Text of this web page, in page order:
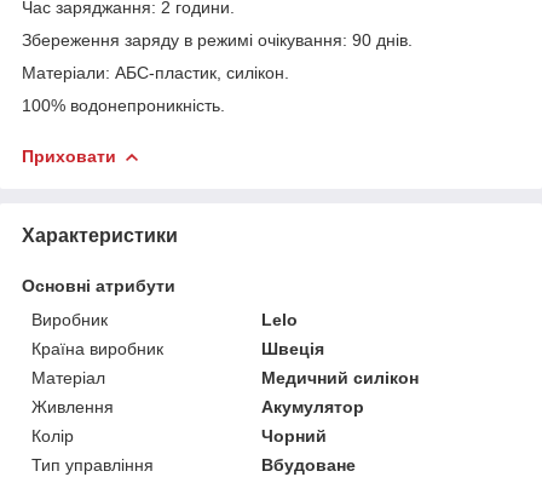
Час заряджання: 2 години.
Збереження заряду в режимі очікування: 90 днів.
Матеріали: АБС-пластик, силікон.
100% водонепроникність.
Приховати
Характеристики
Основні атрибути
Виробник
Lelo
Країна виробник
Швеція
Матеріал
Медичний силікон
Живлення
Акумулятор
Колір
Чорний
Тип управління
Вбудоване